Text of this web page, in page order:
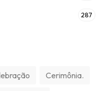
287
Cerimônia.